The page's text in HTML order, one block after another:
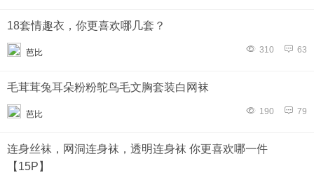
18套情趣衣，你更喜欢哪几套？
芭比 310 63
毛茸茸兔耳朵粉粉鸵鸟毛文胸套装白网袜
芭比 190 79
连身丝袜，网洞连身袜，透明连身袜 你更喜欢哪一件
【15P】